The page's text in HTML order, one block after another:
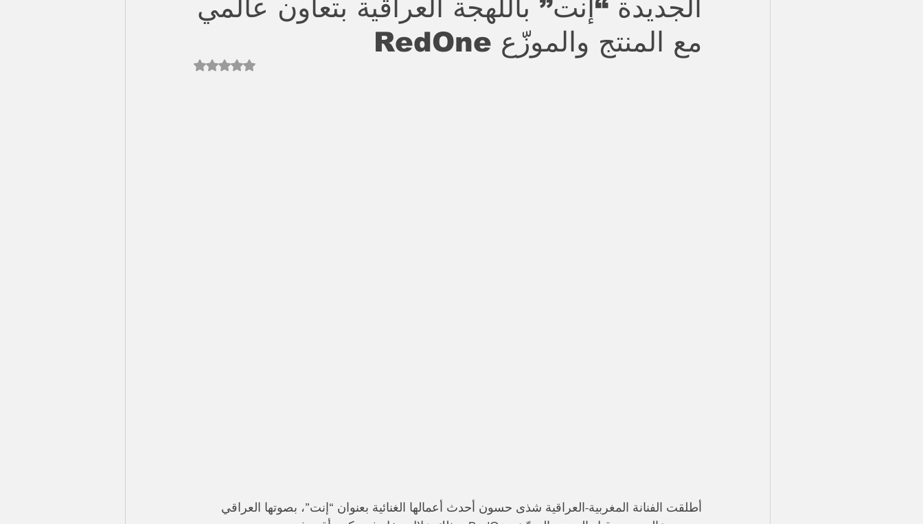
الجديدة “إنت” باللهجة العراقية بتعاون عالمي
مع المنتج والموزّع RedOne
Rated NaN out of 5 stars.
أطلقت الفنانة المغربية-العراقية شذى حسون أحدث أعمالها الغنائية بعنوان “إنت”، بصوتها العراقي